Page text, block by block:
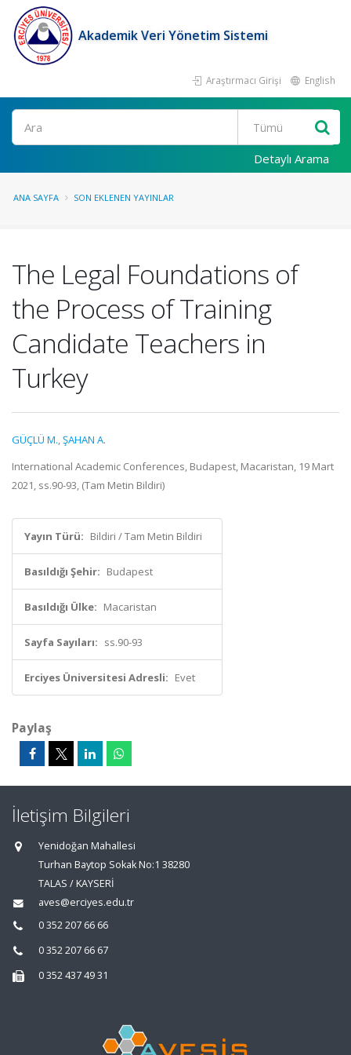
Akademik Veri Yönetim Sistemi
Araştırmacı Girişi English
Ara
Detaylı Arama
ANA SAYFA SON EKLENEN YAYINLAR
The Legal Foundations of
the Process of Training
Candidate Teachers in
Turkey
GÜÇLÜ M.,ŞAHAN A.
International Academic Conferences, Budapest, Macaristan, 19 Mart
2021, ss.90-93, (Tam Metin Bildiri)
Yayın Türü: Bildiri / Tam Metin Bildiri
Basıldığı Şehir: Budapest
Basıldığı Ülke: Macaristan
Sayfa Sayıları: ss.90-93
Erciyes Üniversitesi Adresli: Evet
Paylaş
İletişim Bilgileri
Yenidoğan Mahallesi
Turhan Baytop Sokak No:1 38280
TALAS / KAYSERİ
aves@erciyes.edu.tr
0 352 207 66 66
0 352 207 66 67
0 352 437 49 31